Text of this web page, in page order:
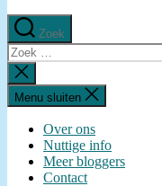
Zoek
Zoeken
naar:
Zoeken
sluiten
Menu sluiten
Over ons
Nuttige info
Meer bloggers
Contact